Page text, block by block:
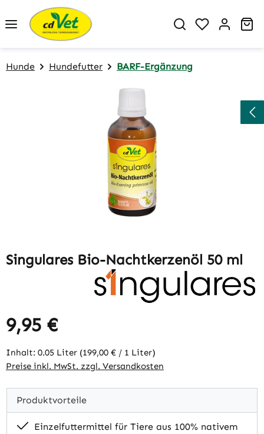
Zum Hauptinhalt springen
Du hast 0
Hunde Hundefutter BARF-Ergänzung
Bildergalerie überspringen
Singulares Bio-Nachtkerzenöl 50 ml
Regulärer Preis:
9,95 €
Inhalt: 0.05 Liter (199,00 € / 1 Liter)
Preise inkl. MwSt. zzgl. Versandkosten
Produktvorteile
Einzelfuttermittel für Tiere aus 100% nativem